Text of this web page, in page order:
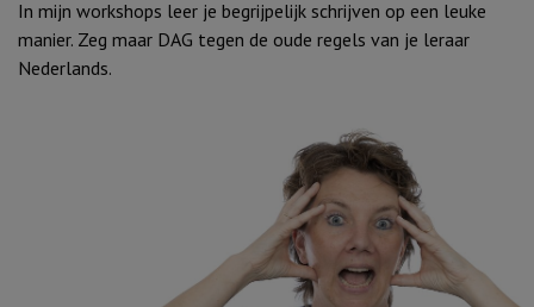
In mijn workshops leer je begrijpelijk schrijven op een leuke
manier. Zeg maar DAG tegen de oude regels van je leraar
Nederlands.